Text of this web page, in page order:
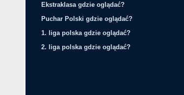
Ekstraklasa gdzie oglądać?
Puchar Polski gdzie oglądać?
1. liga polska gdzie oglądać?
2. liga polska gdzie oglądać?